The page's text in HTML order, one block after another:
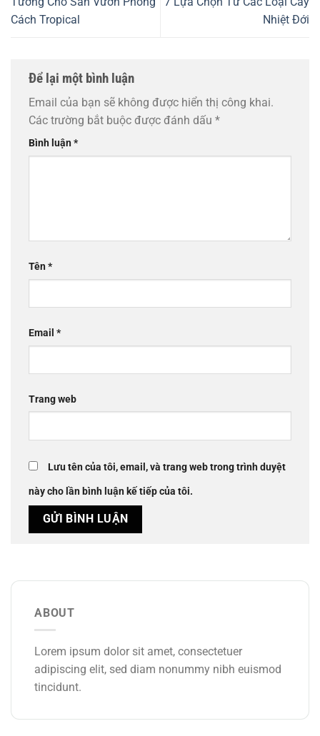
Cách Tropical
Nhiệt Đới
Để lại một bình luận
Email của bạn sẽ không được hiển thị công khai.
Các trường bắt buộc được đánh dấu *
Bình luận*
Tên*
Email *
Trang web
Lưu tên của tôi, email, và trang web trong trình duyệt
này cho lần bình luận kế tiếp của tôi.
ABOUT
Lorem ipsum dolor sit amet, consectetuer
adipiscing elit, sed diam nonummy nibh euismod
tincidunt.